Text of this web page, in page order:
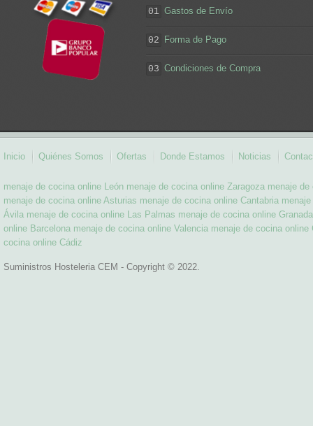
01 Gastos de Envío
02 Forma de Pago
03 Condiciones de Compra
Inicio Quiénes Somos Ofertas Donde Estamos Noticias
menaje de cocina online León menaje de cocina online Zaragoza menaje de
menaje de cocina online Asturias menaje de cocina online Cantabria
Ávila menaje de cocina online Las Palmas menaje de cocina online Granada
online Barcelona menaje de cocina online Valencia menaje de cocina online
cocina online Cádiz
Suministros Hosteleria CEM - Copyright © 2022.